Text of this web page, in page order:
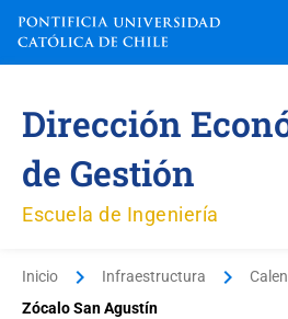
contenido
Dirección
de Gestión
Escuela de Ingeniería
Inicio Infraestructura
Zócalo San Agustín